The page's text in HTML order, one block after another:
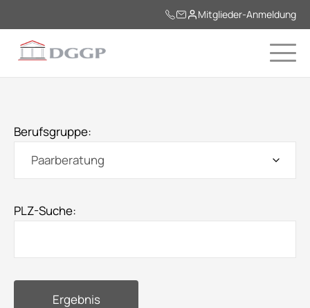
Mitglieder-Anmeldung
Berufsgruppe:
PLZ-Suche:
Ergebnis